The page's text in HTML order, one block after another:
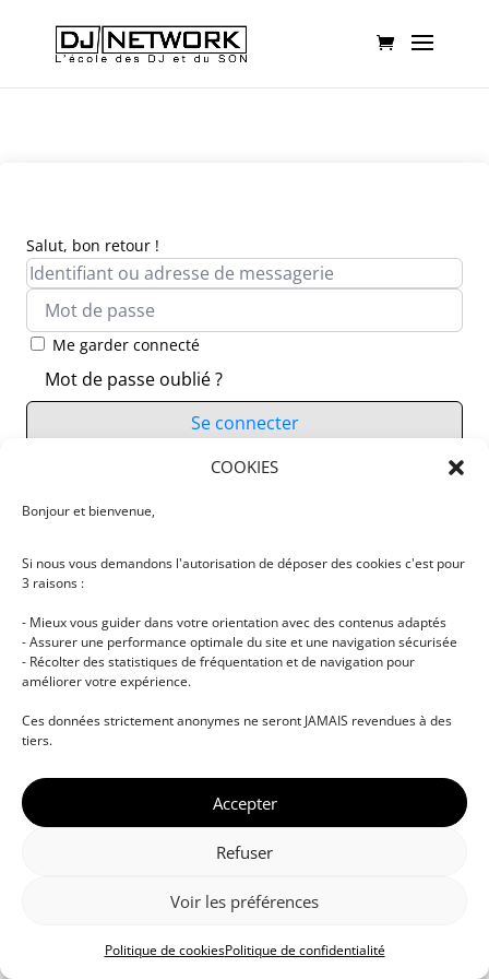
COOKIES
Bonjour et bienvenue,
Si nous vous demandons l'autorisation de déposer des cookies c'est pour
3 raisons :
- Mieux vous guider dans votre orientation avec des contenus adaptés
- Assurer une performance optimale du site et une navigation sécurisée
- Récolter des statistiques de fréquentation et de navigation pour
améliorer votre expérience.
Ces données strictement anonymes ne seront JAMAIS revendues à des
tiers.
Accepter
Refuser
Voir les préférences
Politique de cookiesPolitique de confidentialité
Salut, bon retour !
Me garder connecté
Mot de passe oublié ?
Se connecter
Vous n’avez pas de compte ?
musicale • Certifications professionnelles • Paris •